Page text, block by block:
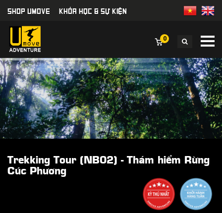
SHOP UMOVE KHÓA HỌC & SỰ KIỆN
0
Trekking Tour (NB02) - Thám hiểm Rừng
Cúc Phương